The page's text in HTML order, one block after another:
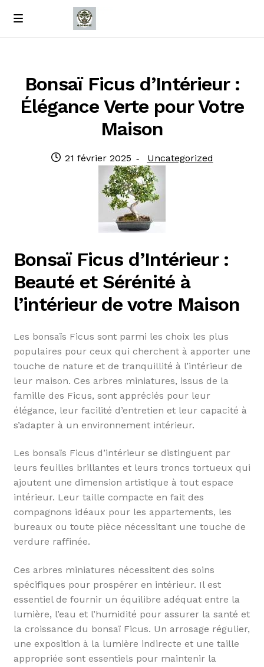
Passer
Passer
M
À propos de nous
Contact
Bonsaï Ficus d’Intérieur :
Élégance Verte pour Votre
Maison
Publié
21 février 2025
Catégorie
:
Uncategorized
Bonsaï Ficus d’Intérieur :
Beauté et Sérénité à
l’intérieur de votre Maison
Les bonsaïs Ficus sont parmi les choix les plus
populaires pour ceux qui cherchent à apporter une
touche de nature et de tranquillité à l’intérieur de
leur maison. Ces arbres miniatures, issus de la
famille des Ficus, sont appréciés pour leur
élégance, leur facilité d’entretien et leur capacité à
s’adapter à un environnement intérieur.
Les bonsaïs Ficus d’intérieur se distinguent par
leurs feuilles brillantes et leurs troncs tortueux qui
ajoutent une dimension artistique à tout espace
intérieur. Leur taille compacte en fait des
compagnons idéaux pour les appartements, les
bureaux ou toute pièce nécessitant une touche de
verdure raffinée.
Ces arbres miniatures nécessitent des soins
spécifiques pour prospérer en intérieur. Il est
essentiel de fournir un équilibre adéquat entre la
lumière, l’eau et l’humidité pour assurer la santé et
la croissance du bonsaï Ficus. Un arrosage régulier,
une exposition à la lumière indirecte et une taille
appropriée sont essentiels pour maintenir la